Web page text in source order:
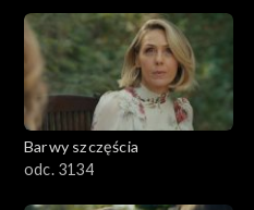
Barwy szczęścia
odc. 3134